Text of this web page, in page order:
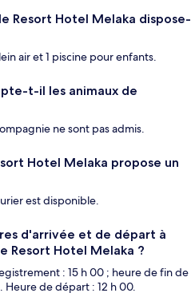
Resort Hotel Melaka dispose-
air et 1 piscine pour enfants.
t-il les animaux de
ne sont pas admis.
Hotel Melaka propose un
est disponible.
d'arrivée et de départ à
Resort Hotel Melaka ?
: 15 h 00 ; heure de fin de
de départ : 12 h 00.